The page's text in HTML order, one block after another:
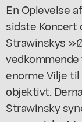
En Oplevelse
sidste Koncert
Strawinskys
enorme Vilje
objektivt.
Strawinsky